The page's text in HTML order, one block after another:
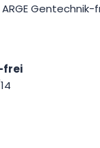
Gentechnik-
frei